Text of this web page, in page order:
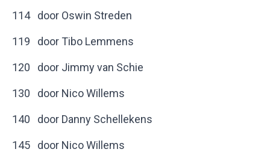
114 door Oswin Streden
119 door Tibo Lemmens
120 door Jimmy van Schie
130 door Nico Willems
140 door Danny Schellekens
145 door Nico Willems